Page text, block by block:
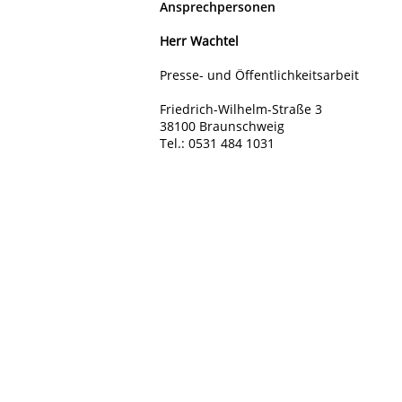
Ansprechpersonen
Herr Wachtel
Presse- und Öffentlichkeitsarbeit
Friedrich-Wilhelm-Straße 3
38100 Braunschweig
Tel.: 0531 484 1031